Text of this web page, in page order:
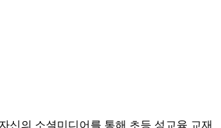
신의 소셜미디어를 통해 초등 성교육 교재